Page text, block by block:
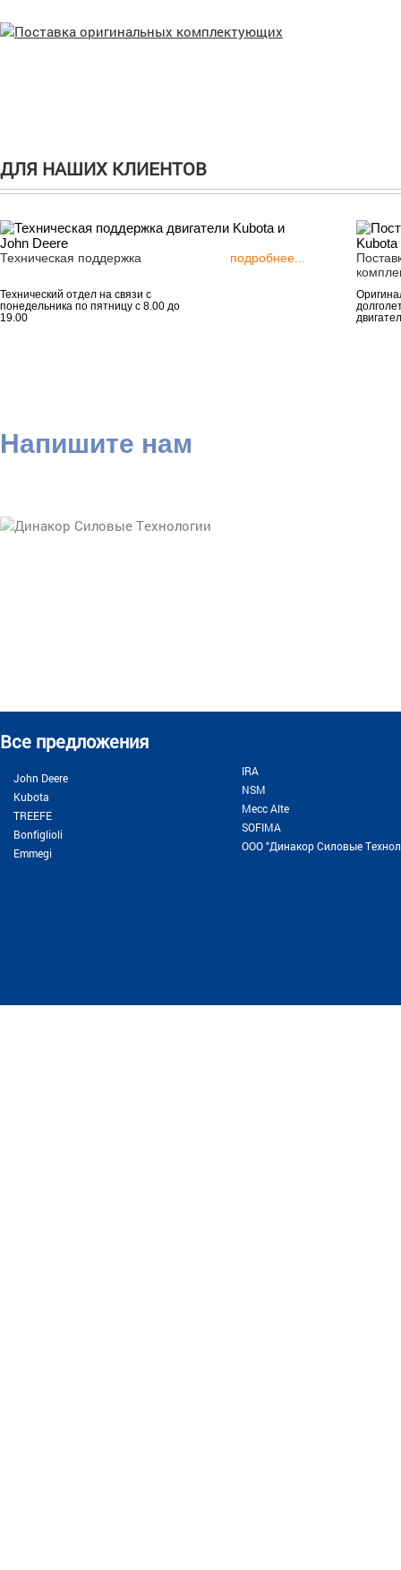
ДЛЯ НАШИХ КЛИЕНТОВ
Техническая поддержка
Технический отдел на связи с
понедельника по пятницу с 8.00 до
19.00
подробнее...
Напишите нам
Все предложения
John Deere
Kubota
TREEFE
Bonfiglioli
Emmegi
IRA
NSM
Месс Alte
SOFIMA
ООО "Динакор Силовые